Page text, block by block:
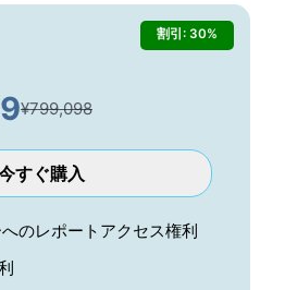
割引: 30%
¥799,098
すぐ購入
のレポートアクセス権利